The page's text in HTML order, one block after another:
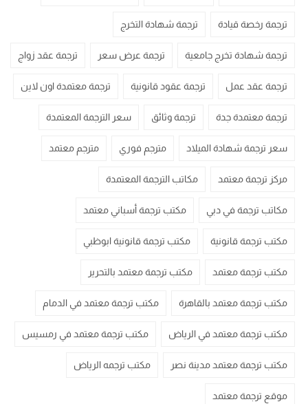
ترجمة رخصة قيادة ترجمة شهادة التخرج
ترجمة شهادة تخرج جامعية ترجمة عرض سعر ترجمة عقد زواج
ترجمة عقد عمل ترجمة عقود قانونية ترجمة معتمدة اون لاين
ترجمة معتمدة جدة ترجمة وثائق سعر الترجمة المعتمدة
سعر ترجمة شهادة الميلاد مترجم فوري مترجم معتمد
مركز ترجمة معتمد مكاتب الترجمة المعتمدة
مكاتب ترجمة في دبي مكتب ترجمة أسباني معتمد
مكتب ترجمة قانونية مكتب ترجمة قانونية ابوظبي
مكتب ترجمة معتمد مكتب ترجمة معتمد بالتحرير
مكتب ترجمة معتمد بالقاهرة مكتب ترجمة معتمد في الدمام
مكتب ترجمة معتمد في الرياض مكتب ترجمة معتمد في رمسيس
مكتب ترجمة معتمد مدينة نصر مكتب ترجمه الرياض
موقع ترجمة معتمد